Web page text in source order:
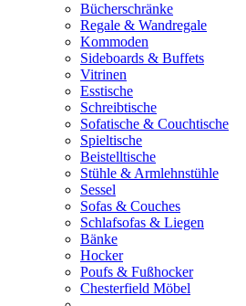
Bücherschränke
Regale & Wandregale
Kommoden
Sideboards & Buffets
Vitrinen
Esstische
Schreibtische
Sofatische & Couchtische
Spieltische
Beistelltische
Stühle & Armlehnstühle
Sessel
Sofas & Couches
Schlafsofas & Liegen
Bänke
Hocker
Poufs & Fußhocker
Chesterfield Möbel